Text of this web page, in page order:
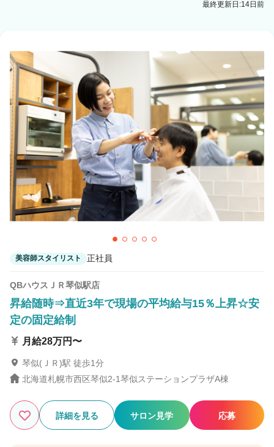
大通駅 徒歩3分
N゜sopo 札幌
大通駅 徒歩1分
N° sopo 札幌
大通駅 徒歩3分
最終更新日:14日前
美容師スタイリスト 正社員
QBハウスＪＲ琴似駅店
昇給随時⇒直近3年で現場の平均給与15％上昇☆安
定の固定給制
月給28万円〜
琴似(ＪＲ)駅 徒歩1分
北海道札幌市西区琴似2-1琴似ステーションプラザA棟
詳細を見る サロン見学 応募